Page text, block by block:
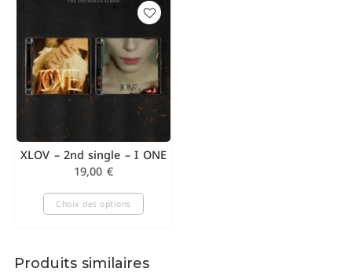
XLOV – 2nd single – I ONE
19,00 €
Choix des options
Produits similaires